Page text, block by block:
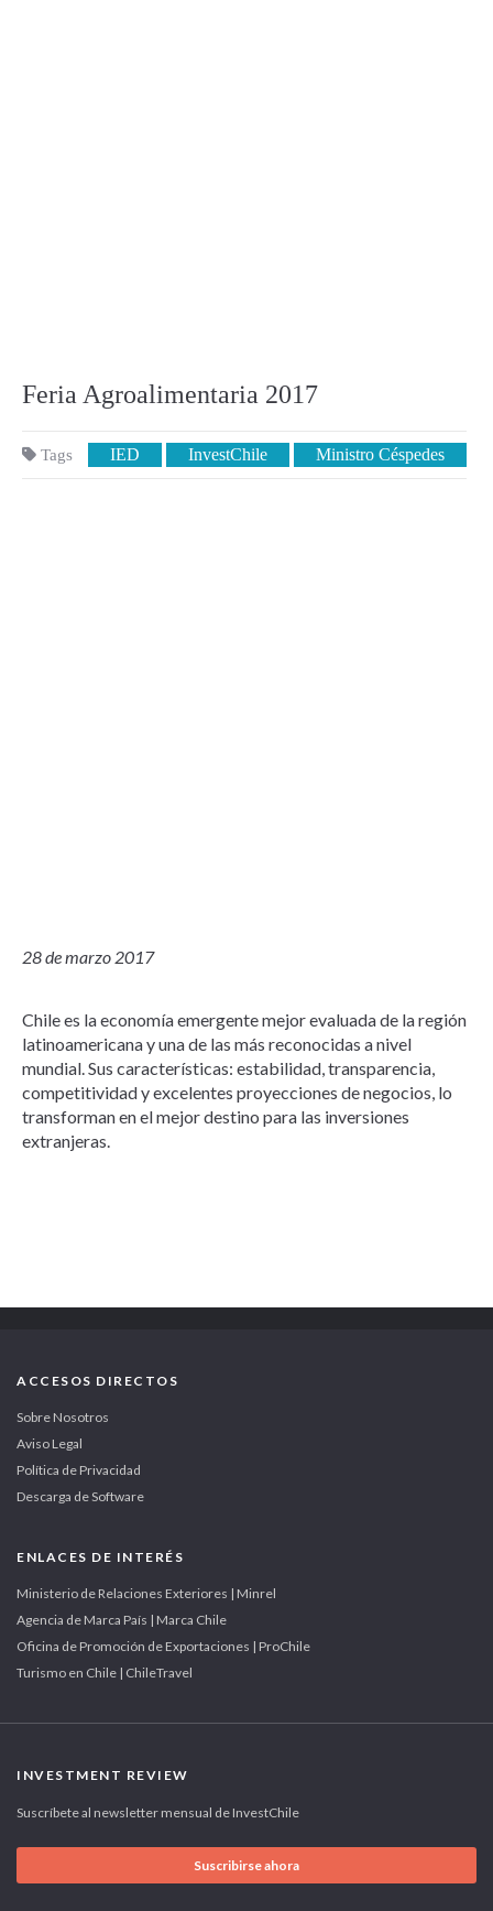
Feria Agroalimentaria 2017
Tags IED InvestChile Ministro Céspedes
28 de marzo 2017
Chile es la economía emergente mejor evaluada de la región
latinoamericana y una de las más reconocidas a nivel
mundial. Sus características: estabilidad, transparencia,
competitividad y excelentes proyecciones de negocios, lo
transforman en el mejor destino para las inversiones
extranjeras.
ACCESOS DIRECTOS
Sobre Nosotros
Aviso Legal
Política de Privacidad
Descarga de Software
ENLACES DE INTERÉS
Ministerio de Relaciones Exteriores | Minrel
Agencia de Marca País | Marca Chile
Oficina de Promoción de Exportaciones | ProChile
Turismo en Chile | ChileTravel
INVESTMENT REVIEW
Suscríbete al newsletter mensual de InvestChile
Suscribirse ahora